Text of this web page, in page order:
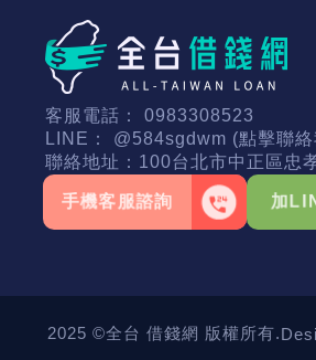
客服電話： 0983308523
LINE： @584sgdwm (點擊聯
聯絡地址： 100台北市中正區忠
手機客服諮詢 加
2025 ©全台 借錢網 版權所有.